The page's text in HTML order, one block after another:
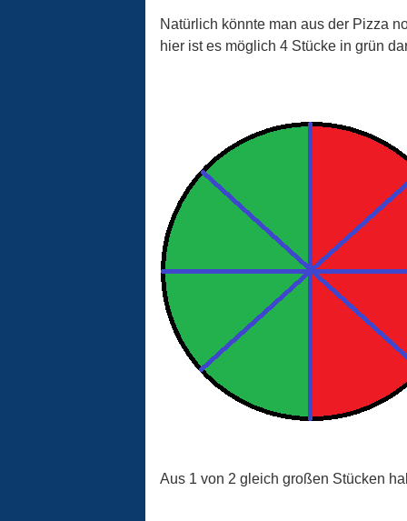
Natürlich könnte man aus der Pizza
hier ist es möglich 4 Stücke in grün
Aus 1 von 2 gleich großen Stücken